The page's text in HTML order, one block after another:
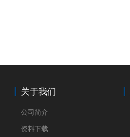
关于我们
公司简介
资料下载